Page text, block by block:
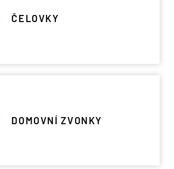
ČELOVKY
DOMOVNÍ ZVONKY